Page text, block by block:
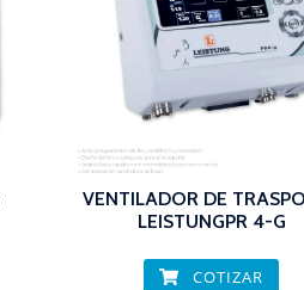
VENTILADOR DE
LEISTUNGPR 4-G
COTIZAR